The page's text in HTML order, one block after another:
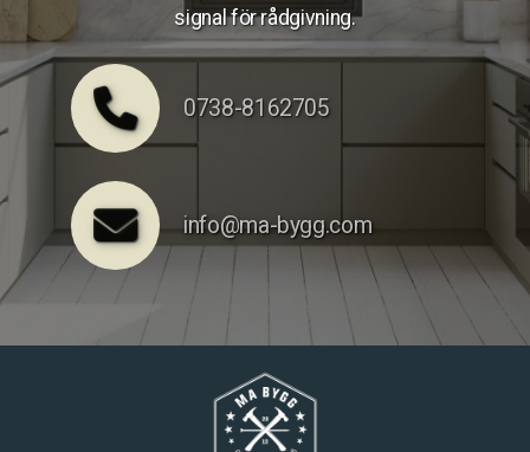
signal för rådgivning.
0738-8162705
info@ma-bygg.com